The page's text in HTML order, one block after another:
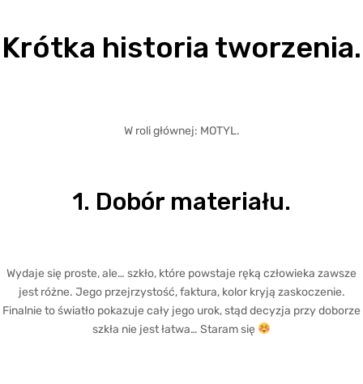
Krótka historia tworzenia.
W roli głównej: MOTYL.
1. Dobór materiału.
Wydaje się proste, ale… szkło, które powstaje ręką człowieka zawsze
jest różne. Jego przejrzystość, faktura, kolor kryją zaskoczenie.
Finalnie to światło pokazuje cały jego urok, stąd decyzja przy doborze
szkła nie jest łatwa… Staram się